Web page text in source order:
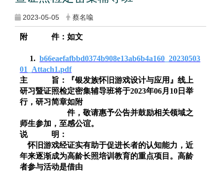
2023-05-05 蔡名喩
附 件：如文
1.b66eaefafbbd0374b908e13ab6b4a160_20230503
01_Attach1.pdf
主 旨：『银发族怀旧游戏设计与应用』线上
研习暨证照检定密集辅导班将于2023年06月 10 日举
行，研习简章如附
件，敬请惠予公告并鼓励相关领域之
师生参加，至感公谊。
说 明：
怀旧游戏经证实有助于促进长者的认知能力，近
年来逐渐成为高龄长照培训教育的重点项目。高龄
者参与活动是借由